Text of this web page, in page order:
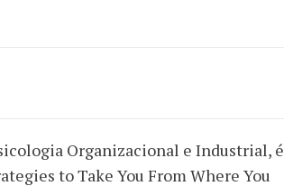
Organizacional e Industrial, é
to Take You From Where You